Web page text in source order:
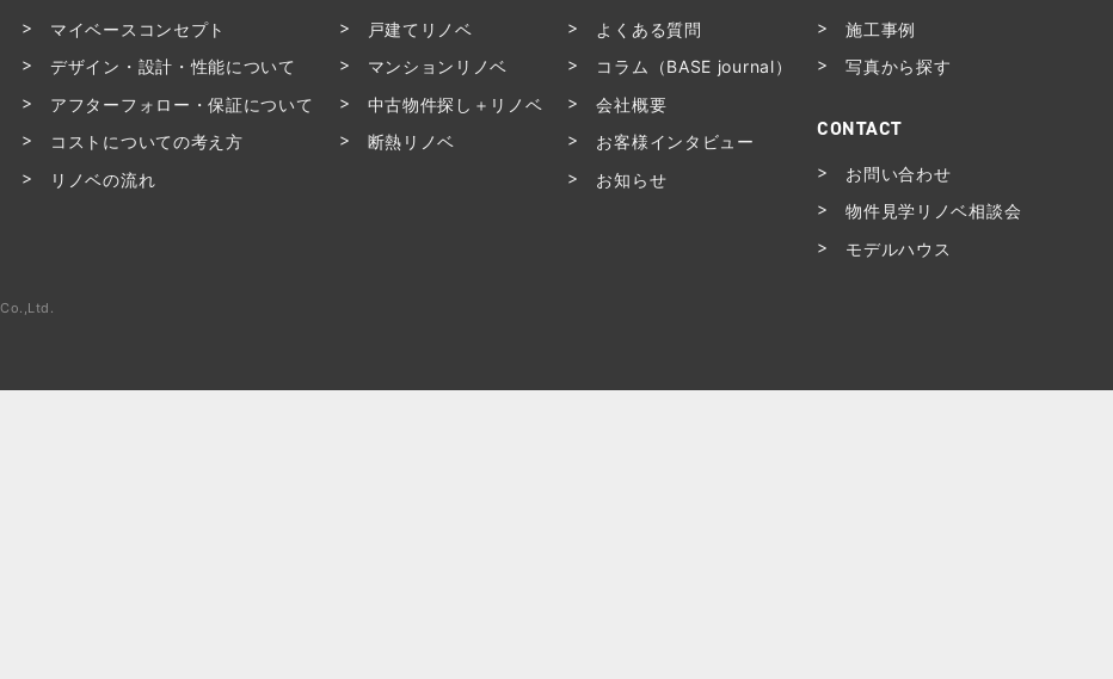
マイベースコンセプト
デザイン・設計・性能について
アフターフォロー・保証について
コストについての考え方
リノベの流れ
戸建てリノベ
マンションリノベ
中古物件探し＋リノベ
断熱リノベ
よくある質問
コラム（BASE journal）
会社概要
お客様インタビュー
お知らせ
施工事例
写真から探す
CONTACT
お問い合わせ
物件見学リノベ相談会
モデルハウス
Co.,Ltd.